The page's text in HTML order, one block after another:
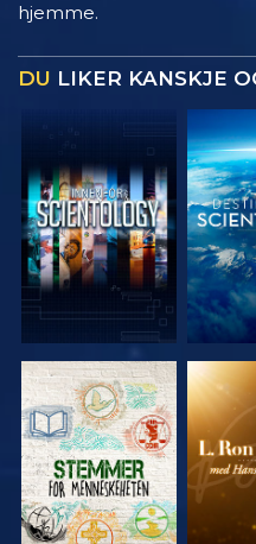
hjemme.
DU LIKER KANSKJE
UTFORSK
SERIEN